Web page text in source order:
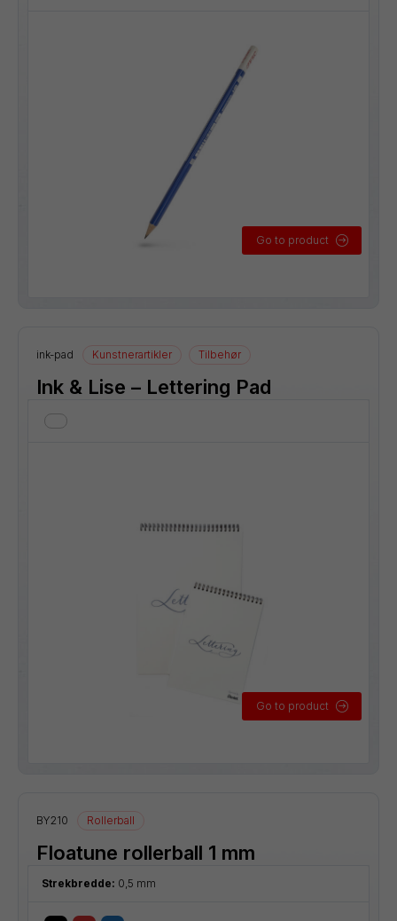
Go to product
ink-pad Kunstnerartikler Tilbehør
Ink & Lise – Lettering Pad
Go to product
BY210 Rollerball
Floatune rollerball 1 mm
Strekbredde: 0,5 mm